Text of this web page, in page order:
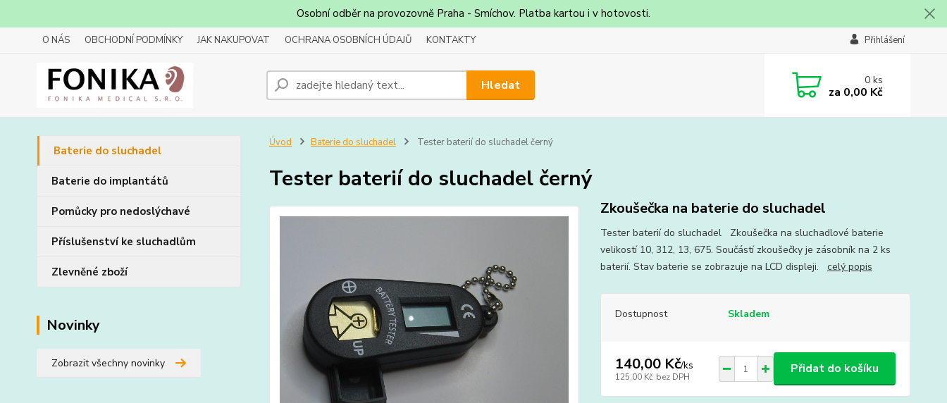
Osobní odběr na provozovně Praha - Smíchov. Platba kartou i v hotovosti.
O NÁS OBCHODNÍ PODMÍNKY JAK NAKUPOVAT OCHRANA OSOBNÍCH ÚDAJŮ KONTAKTY Přihlášení
Hledat 0ks
za 0,00 Kč
Baterie do sluchadel
Baterie do implantátů
Pomůcky pro nedoslýchavé
Příslušenství ke sluchadlům
Zlevněné zboží
Novinky
Zobrazit všechny novinky
Úvod Baterie do sluchadel Tester baterií do sluchadel černý
Tester baterií do sluchadel černý
Zkoušečka na baterie do sluchadel
Tester baterií do sluchadel Zkoušečka na sluchadlové baterie
velikostí 10, 312, 13, 675. Součástí zkoušečky je zásobník na 2 ks
baterií. Stav baterie se zobrazuje na LCD displeji. celý popis
Dostupnost Skladem
140,00 Kč/ks
125,00 Kč bez DPH
Přidat do košíku